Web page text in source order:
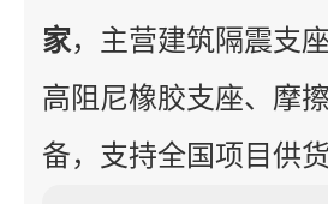
家，主营建筑隔震支
高阻尼橡胶支座、摩
备，支持全国项目供